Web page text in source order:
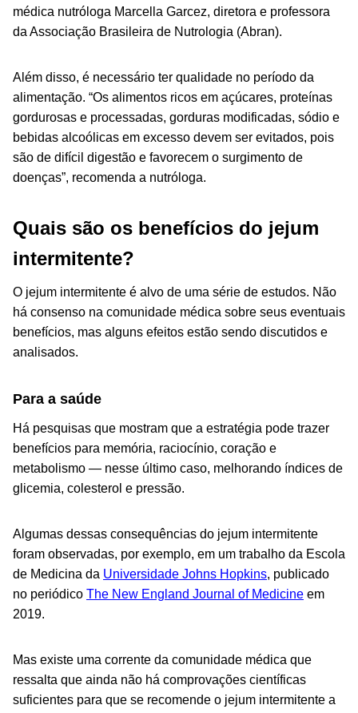
médica nutróloga Marcella Garcez, diretora e professora
da Associação Brasileira de Nutrologia (Abran).
Além disso, é necessário ter qualidade no período da
alimentação. “Os alimentos ricos em açúcares, proteínas
gordurosas e processadas, gorduras modificadas, sódio e
bebidas alcoólicas em excesso devem ser evitados, pois
são de difícil digestão e favorecem o surgimento de
doenças”, recomenda a nutróloga.
Quais são os benefícios do jejum
intermitente?
O jejum intermitente é alvo de uma série de estudos. Não
há consenso na comunidade médica sobre seus eventuais
benefícios, mas alguns efeitos estão sendo discutidos e
analisados.
Para a saúde
Há pesquisas que mostram que a estratégia pode trazer
benefícios para memória, raciocínio, coração e
metabolismo — nesse último caso, melhorando índices de
glicemia, colesterol e pressão.
Algumas dessas consequências do jejum intermitente
foram observadas, por exemplo, em um trabalho da Escola
de Medicina da Universidade Johns Hopkins, publicado
no periódico The New England Journal of Medicine em
2019.
Mas existe uma corrente da comunidade médica que
ressalta que ainda não há comprovações científicas
suficientes para que se recomende o jejum intermitente a